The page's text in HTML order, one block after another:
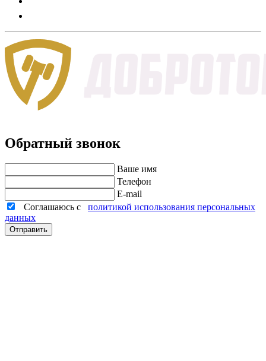
Обратный звонок
Ваше имя
Телефон
E-mail
Соглашаюсь с политикой использования персональных
данных
Отправить